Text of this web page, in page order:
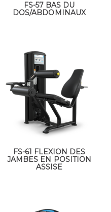
FS-57 BAS DU
DOS/ABDOMINAUX
FS-61 FLEXION DES
JAMBES EN POSITION
ASSISE